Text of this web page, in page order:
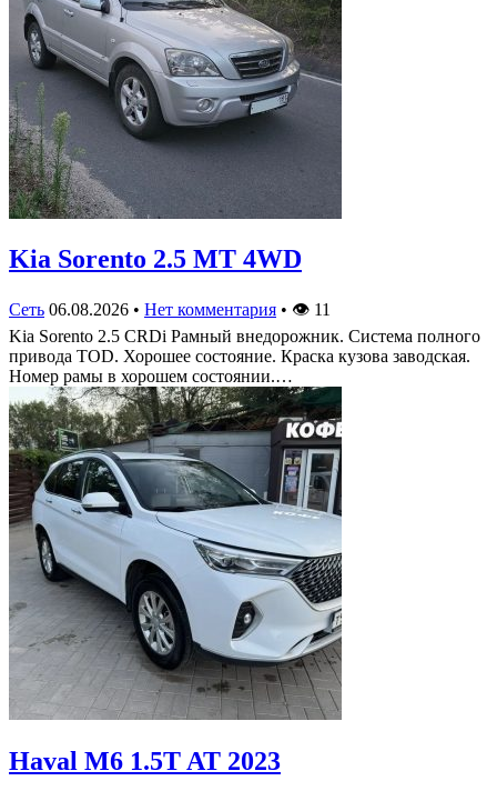
Kia Sorento 2.5 MT 4WD
Сеть 06.08.2026 • Нет комментария • 👁 11
Kia Sorento 2.5 CRDi Рамный внедорожник. Система полного
привода TOD. Хорошее состояние. Краска кузова заводская.
Номер рамы в хорошем состоянии.…
Haval M6 1.5T AT 2023